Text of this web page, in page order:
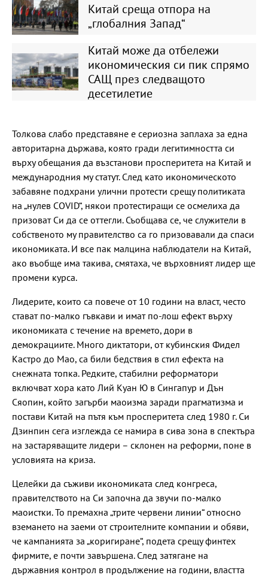
Китай среща отпора на
„глобалния Запад“
Китай може да отбележи
икономическия си пик спрямо
САЩ през следващото
десетилетие
Толкова слабо представяне е сериозна заплаха за една
авторитарна държава, която гради легитимността си
върху обещания да възстанови просперитета на Китай и
международния му статут. След като икономическото
забавяне подхрани улични протести срещу политиката
на „нулев COVID“, някои протестиращи се осмелиха да
призоват Си да се оттегли. Съобщава се, че служители в
собственото му правителство са го призовавали да спаси
икономиката. И все пак малцина наблюдатели на Китай,
ако въобще има такива, смятаха, че върховният лидер ще
промени курса.
Лидерите, които са повече от 10 години на власт, често
стават по-малко гъвкави и имат по-лош ефект върху
икономиката с течение на времето, дори в
демокрациите. Много диктатори, от кубинския Фидел
Кастро до Мао, са били бедствия в стил ефекта на
снежната топка. Редките, стабилни реформатори
включват хора като Лий Куан Ю в Сингапур и Дън
Сяопин, който загърби маоизма заради прагматизма и
постави Китай на пътя към просперитета след 1980 г. Си
Дзинпин сега изглежда се намира в сива зона в спектъра
на застаряващите лидери – склонен на реформи, поне в
условията на криза.
Целейки да съживи икономиката след конгреса,
правителството на Си започна да звучи по-малко
маоистки. То премахна „трите червени линии“ относно
вземането на заеми от строителните компании и обяви,
че кампанията за „коригиране“, подета срещу финтех
фирмите, е почти завършена. След затягане на
държавния контрол в продължение на години, властта